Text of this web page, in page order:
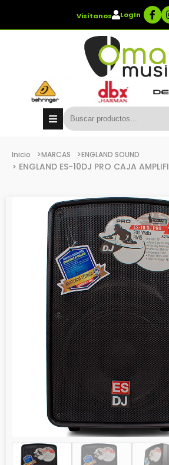
Visítanos LogIn
Inicio >MARCAS >ENGLAND SOUND
> ENGLAND ES-10DJ PRO CAJA